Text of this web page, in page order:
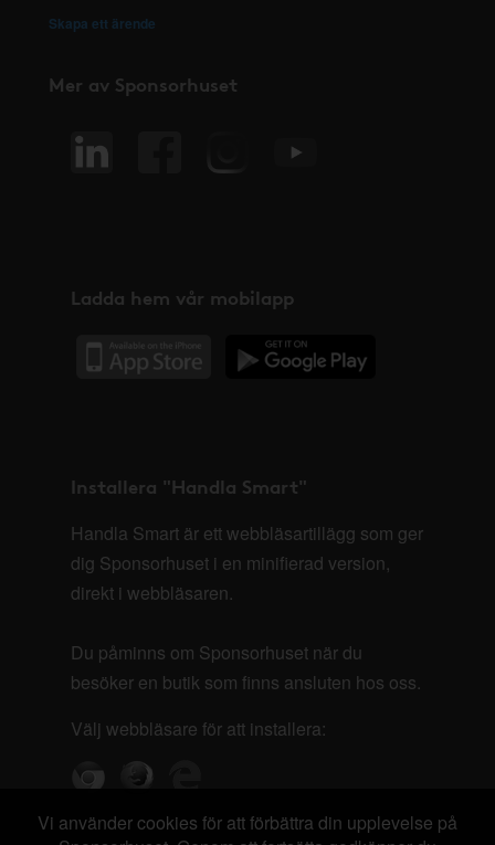
Skapa ett ärende
Mer av Sponsorhuset
Ladda hem vår mobilapp
Installera "Handla Smart"
Handla Smart är ett webbläsartillägg som ger
dig Sponsorhuset i en minifierad version,
direkt i webbläsaren.
Du påminns om Sponsorhuset när du
besöker en butik som finns ansluten hos oss.
Välj webbläsare för att installera:
Vi använder cookies för att förbättra din upplevelse på